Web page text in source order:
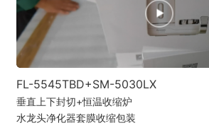
FL-5545TBD+SM-5030LX
垂直上下封切+恒温收缩炉
水龙头净化器套膜收缩包装